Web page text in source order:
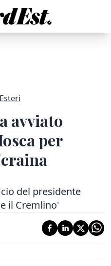
avviato
per
del presidente
il Cremlino'